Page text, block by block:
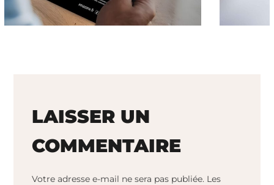
LAISSER UN
COMMENTAIRE
Votre adresse e-mail ne sera pas publiée. Les